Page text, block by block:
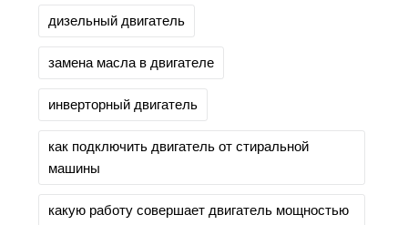
дизельный двигатель
замена масла в двигателе
инверторный двигатель
как подключить двигатель от стиральной
машины
какую работу совершает двигатель мощностью